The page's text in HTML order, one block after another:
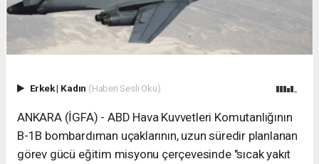
Erkek| Kadın (Haberi Sesli Oku)
ANKARA (İGFA) - ABD Hava Kuvvetleri Komutanlığının
B-1B bombardıman uçaklarının, uzun süredir planlanan
görev gücü eğitim misyonu çerçevesinde "sıcak yakıt